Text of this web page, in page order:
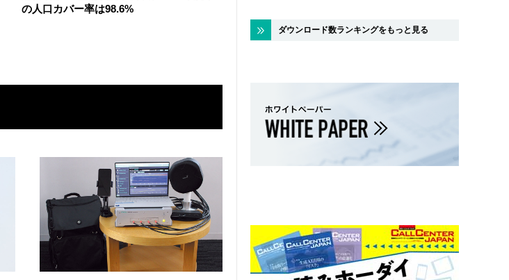
の人口カバー率は98.6%
ダウンロード数ランキングをもっと見る